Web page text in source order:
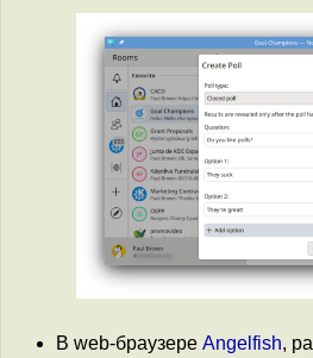
В web-браузере Angelfish,